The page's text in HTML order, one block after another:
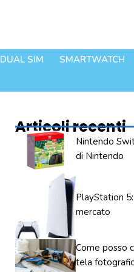
DUAL SIM SMARTWATCH
Articoli recenti
Nintendo
di Nintendo
PlayStation
mercato
Come posso
tela